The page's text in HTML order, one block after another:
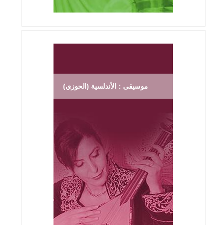
موسيقى : الأندلسية (الحوزي)